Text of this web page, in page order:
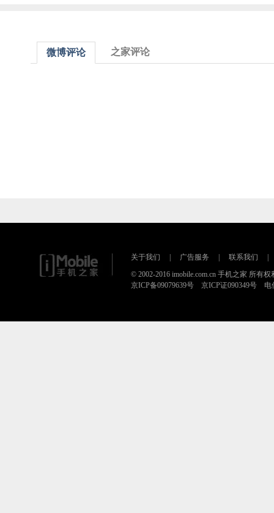
微博评论 之家评论
关于我们 广告服务 联系我们
© 2002-2016 imobile.com.cn 手机之家 所有权
京ICP备09079639号 京ICP证090349号 电